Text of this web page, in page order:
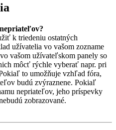
k triedeniu ostatných
užívatelia vo vašom zozname
vašom užívateľskom panely so
môcť rýchle vyberať napr. pri
to umožňuje vzhľad fóra,
budú zvýraznene. Pokiaľ
nepriateľov, jeho príspevky
zobrazované.